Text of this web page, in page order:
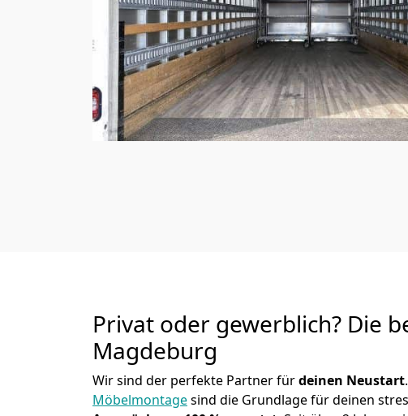
Privat oder gewerblich? Die
Magdeburg
Wir sind der perfekte Partner fürdeinen Neustart
Möbelmontagesind die Grundlage für deinen